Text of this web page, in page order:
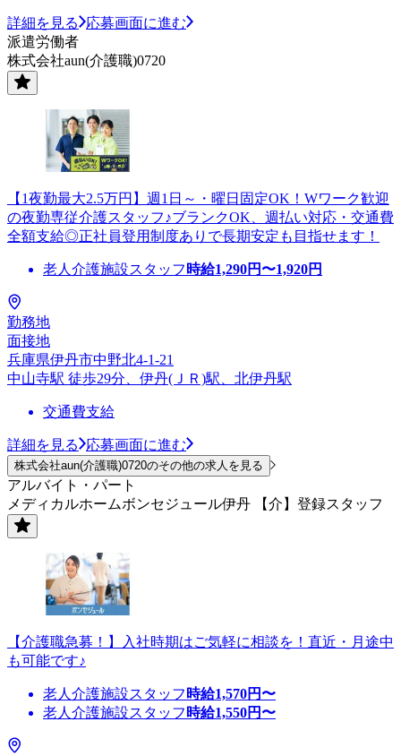
詳細を見る
応募画面に進む
派遣労働者
株式会社aun(介護職)0720
【1夜勤最大2.5万円】週1日～・曜日固定OK！Wワーク歓迎
の夜勤専従介護スタッフ♪ブランクOK、週払い対応・交通費
全額支給◎正社員登用制度ありで長期安定も目指せます！
老人介護施設スタッフ 時給1,290円〜1,920円
勤務地
面接地
兵庫県伊丹市中野北4-1-21
中山寺駅 徒歩29分、伊丹(ＪＲ)駅、北伊丹駅
交通費支給
詳細を見る 応募画面に進む
株式会社aun(介護職)0720のその他の求人を見る
アルバイト・パート
メディカルホームボンセジュール伊丹 【介】登録スタッフ
【介護職急募！】入社時期はご気軽に相談を！直近・月途中
も可能です♪
老人介護施設スタッフ 時給1,570円〜
老人介護施設スタッフ 時給1,550円〜